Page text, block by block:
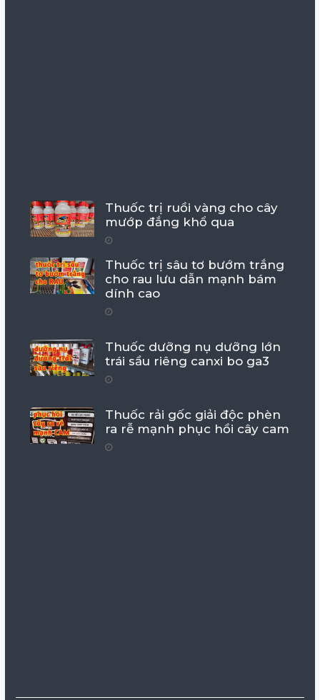
Thuốc trị ruồi vàng cho cây
mướp đắng khổ qua
Thuốc trị sâu tơ bướm trắng
cho rau lưu dẫn mạnh bám
dính cao
Thuốc dưỡng nụ dưỡng lớn
trái sầu riêng canxi bo ga3
Thuốc rải gốc giải độc phèn
ra rễ mạnh phục hồi cây cam